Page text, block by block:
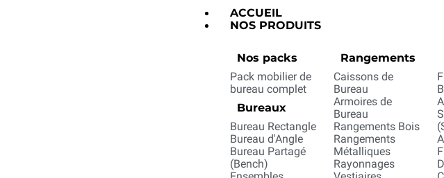
ACCUEIL
NOS PRODUITS
Nos packs
Pack mobilier de
bureau complet
Bureaux
Bureau Rectangle
Bureau d'Angle
Bureau Partagé
(Bench)
Rangements
Caissons de
Bureau
Armoires de
Bureau
Rangements Bois
Rangements
Métalliques
Rayonnages